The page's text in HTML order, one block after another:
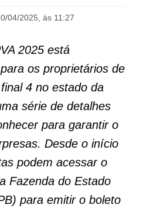
04/2025, às 11:27
2025 está
os proprietários de
4 no estado da
série de detalhes
para garantir o
Desde o início
podem acessar o
Fazenda do Estado
para emitir o boleto